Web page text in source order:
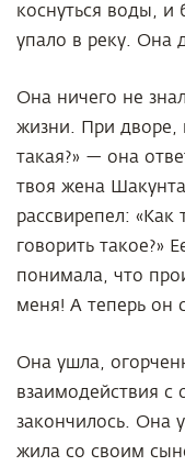
коснуться воды, и
упало в реку. Она
Она ничего не
жизни. При дворе,
такая?» — она
твоя жена
рассвирепел:
говорить такое?»
понимала, что
меня! А теперь он
Она ушла,
взаимодействия
закончилось. Она
жила со своим